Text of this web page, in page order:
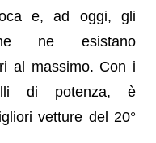
e, ad oggi, gli
ne esistano
al massimo. Con i
di potenza, è
vetture del 20°